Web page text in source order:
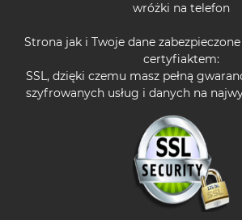
wróżki na telefon
Strona jak i Twoje dane
certyfiaktem:
SSL, dzięki czemu masz pełną
szyfrowanych usług i danych na